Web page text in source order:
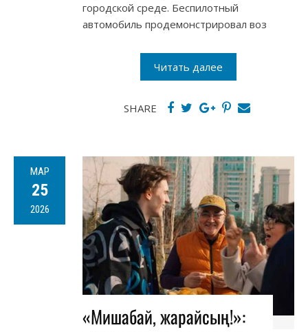
городской среде. Беспилотный
автомобиль продемонстрировал воз
Читать далее
SHARE
МАР
25
2026
«Мишабай, жарайсың!»: